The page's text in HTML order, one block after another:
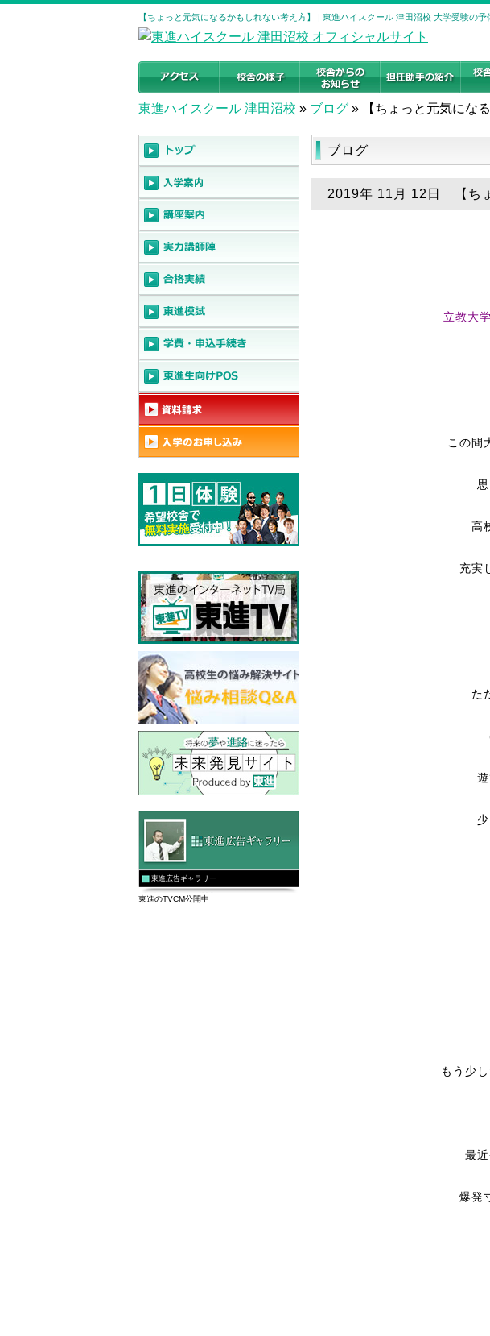
【ちょっと元気になるかもしれない考え方】 | 東進ハイスクール 津田沼校 大学受験の
東進ハイスクール 津田沼校 » ブログ » 【ちょっと元気にな
ブログ
2019年 11月 12日 【ち
立教大
この間
高
充実
た
もう少
最
爆発
東進広告ギャラリー
東進のTVCM公開中